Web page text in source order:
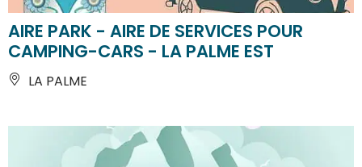
AIRE PARK - AIRE DE SERVICES POUR
CAMPING-CARS - LA PALME EST
LA PALME